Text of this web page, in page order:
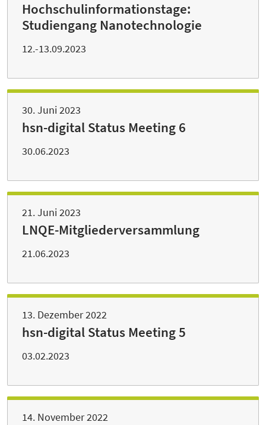
Hochschulinformationstage:
Studiengang Nanotechnologie
12.-13.09.2023
30. Juni 2023
hsn-digital Status Meeting 6
30.06.2023
21. Juni 2023
LNQE-Mitgliederversammlung
21.06.2023
13. Dezember 2022
hsn-digital Status Meeting 5
03.02.2023
14. November 2022